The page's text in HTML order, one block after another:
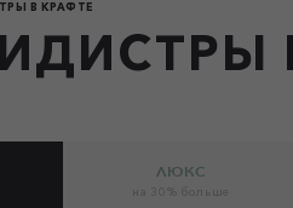
В КРАФТЕ
ЛЮКС